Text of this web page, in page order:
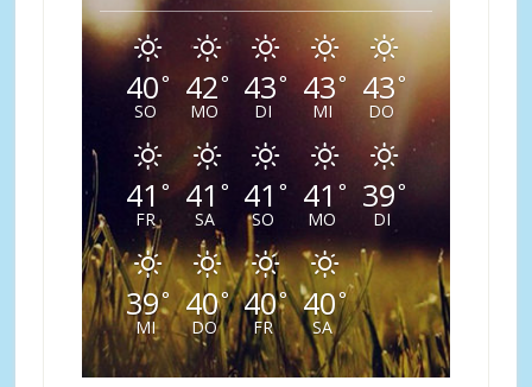
40°
SO
42°
MO
43°
DI
43°
MI
43°
DO
41 °
FR
41 °
SA
41 °
SO
41 °
MO
39°
DI
39°
MI
40°
DO
40°
FR
40°
SA